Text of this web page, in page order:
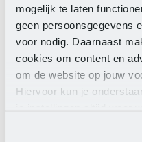
mogelijk te laten
geen persoonsgegevens
voor nodig. Daarnaast
cookies om content en
om de website op jouw
Hiervoor kun je
Functiegroepen III-XI
- Per 1 januari 2025
en feitelijke
verhoogd zoals in de
- Per 1 juli 2025
feitelijke salarissen
verhoogd met 1,0%.
- Per 1 januari 2026